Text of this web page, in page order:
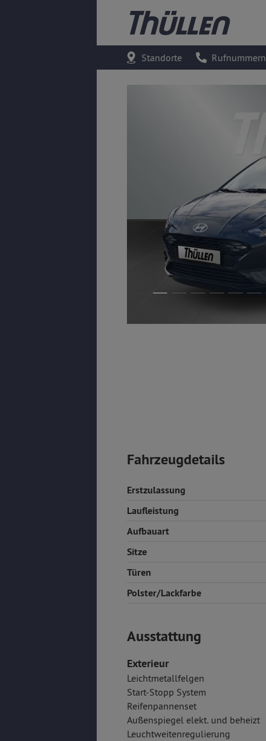
Standorte Rufnummern
Fahrzeugdetails
Erstzulassung
Laufleistung
Aufbauart
Sitze
Türen
Polster/Lackfarbe
Ausstattung
Exterieur
Leichtmetallfelgen
Start-Stopp System
Reifenpannenset
Außenspiegel elekt. und beheizt
Leuchtweitenregulierung